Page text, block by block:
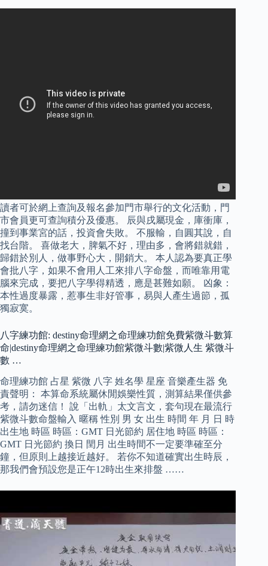
讀者可於網上查詢及報名參加門市舉行的文化活動，門
市會員更可查詢積分及優惠。 辰與戌屬現金，庫衝庫，
撞到事業宮的話，投資會失敗。 不服輸，自圓其說，自
找台階。 喜做老大，脾氣不好，理由多，會將錯就錯，
歸錯於別人，做事野心大，開銷大。 本人認為要真正學
會批八字，如果不會用人工來排八字命盤，而唯靠用電
腦來完成，要把八字學得精透，應是甚難如願。 凶象：
本性過度暴露，惹事生非好管事，易與人產生過節，孤
獨寂寞。
八字練功館: destiny命理網之命理練功館免費紫微斗數算
命|destiny命理網之命理練功館紫微斗數|紫微人生 紫微斗
數 …
命理練功館 占星 紫微 八字 姓名學 星座 音樂產生器 免
責聲明： 本算命系統屬休閒娛樂性質，測算結果僅供參
考，請勿迷信！ 說「出軌」太文言文，套句現在最流行
紫微斗數命盤輸入 暱稱 性別 男 女 出生 時間 年 月 日 時
出生地 時區 時區：GMT 日光節約 居住地 時區 時區：
GMT 日光節約 換日 閏月 出生時間不一定要準確至分
鐘，但原則上越接近越好。 若你不知道確實出生時辰，
那我們會預設您是正午12時出生來排盤 ……